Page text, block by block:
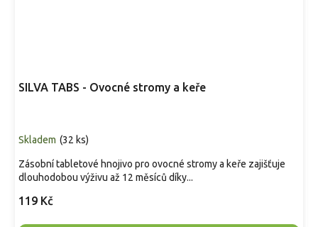
SILVA TABS - Ovocné stromy a keře
Skladem (32 ks)
119 Kč
Zásobní tabletové hnojivo pro ovocné stromy a keře zajišťuje
dlouhodobou výživu až 12 měsíců díky...